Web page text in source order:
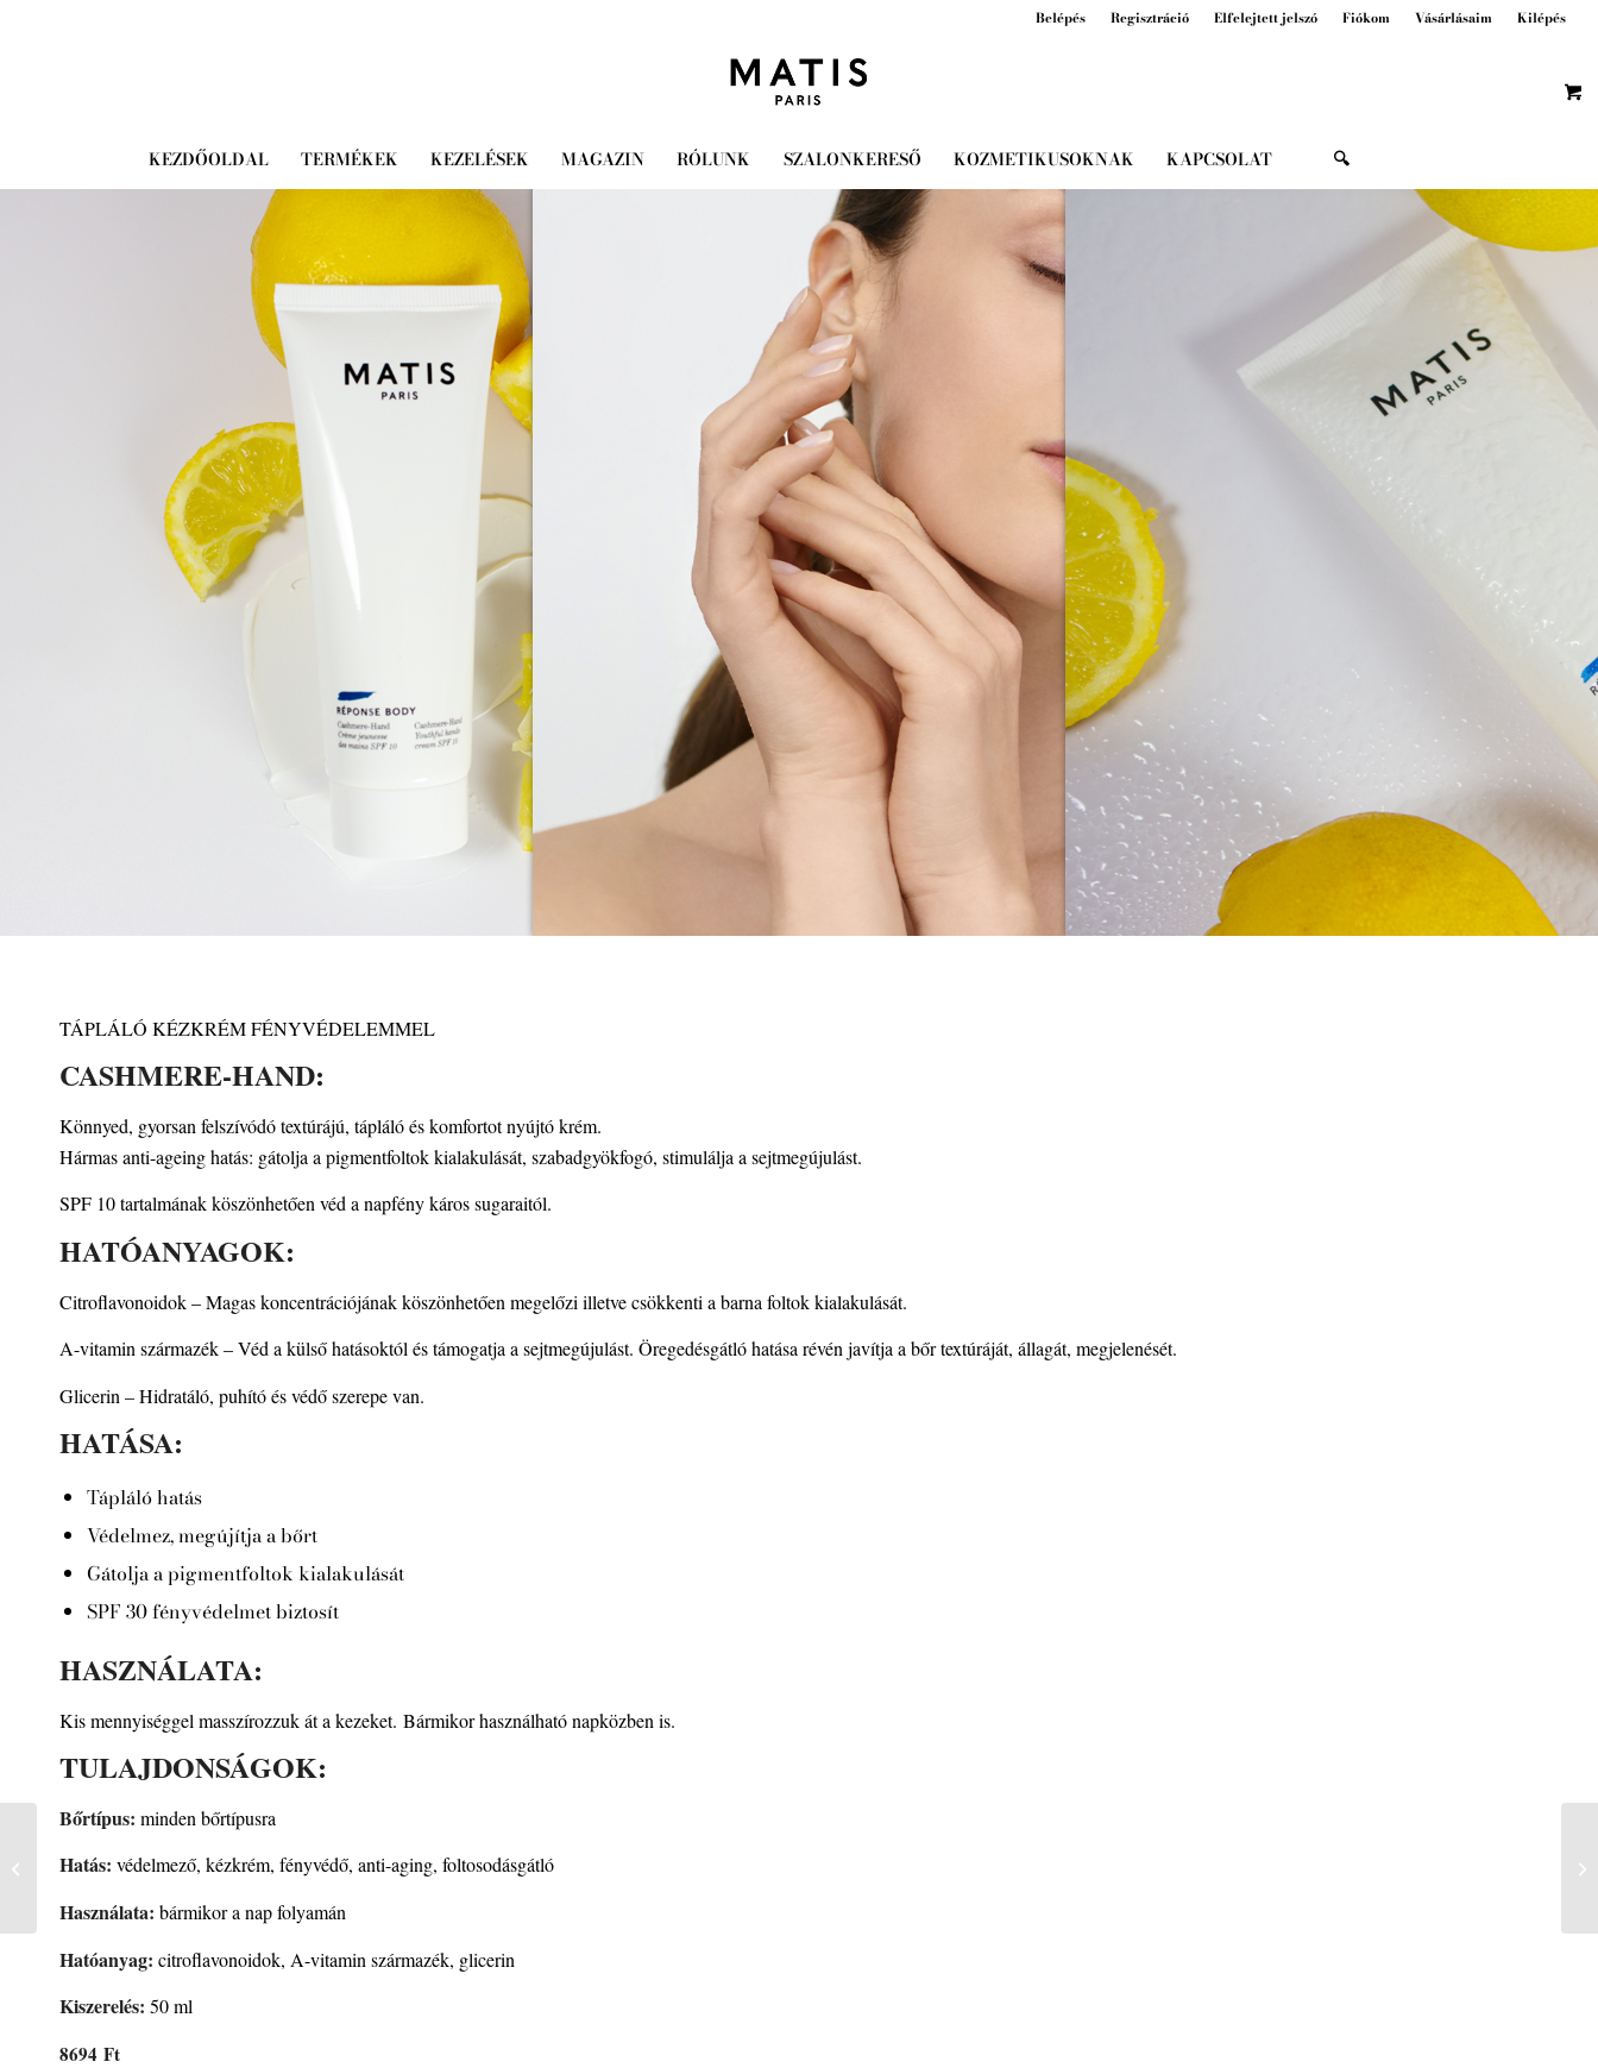
Belépés Regisztráció Elfelejtett jelszó Fiókom Vásárlásaim Kilépés
KEZDŐOLDAL TERMÉKEK KEZELÉSEK MAGAZIN RÓLUNK SZALONKERESŐ KOZMETIKUSOKNAK KAPCSOLAT 🔍
TÁPLÁLÓ KÉZKRÉM FÉNYVÉDELEMMEL
CASHMERE-HAND:
Könnyed, gyorsan felszívódó textúrájú, tápláló és komfortot nyújtó krém.
Hármas anti-ageing hatás: gátolja a pigmentfoltok kialakulását, szabadgyökfogó, stimulálja a sejtmegújulást.
SPF 10 tartalmának köszönhetően véd a napfény káros sugaraitól.
HATÓANYAGOK:
Citroflavonoidok – Magas koncentrációjának köszönhetően megelőzi illetve csökkenti a barna foltok kialakulását.
A-vitamin származék – Véd a külső hatásoktól és támogatja a sejtmegújulást. Öregedésgátló hatása révén javítja a bőr textúráját, állagát, megjelenését.
Glicerin – Hidratáló, puhító és védő szerepe van.
HATÁSA:
Tápláló hatás
Védelmez, megújítja a bőrt
Gátolja a pigmentfoltok kialakulását
SPF 30 fényvédelmet biztosít
HASZNÁLATA:
Kis mennyiséggel masszírozzuk át a kezeket. Bármikor használható napközben is.
TULAJDONSÁGOK:
Bőrtípus: minden bőrtípusra
Hatás: védelmező, kézkrém, fényvédő, anti-aging, foltosodásgátló
Használata: bármikor a nap folyamán
Hatóanyag: citroflavonoidok, A-vitamin származék, glicerin
Kiszerelés: 50 ml
8694 Ft
Post-Epil